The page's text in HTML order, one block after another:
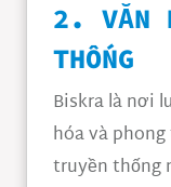
2. VĂN
THỐNG
Biskra là nơi
hóa và
truyền thống